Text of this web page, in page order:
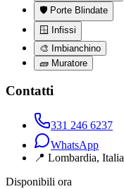
🛡️ Porte Blindate
🪟
Infissi
🎨 Imbianchino
🧱 Muratore
Contatti
331 246 6237
WhatsApp
📍 Lombardia, Italia
Disponibili ora